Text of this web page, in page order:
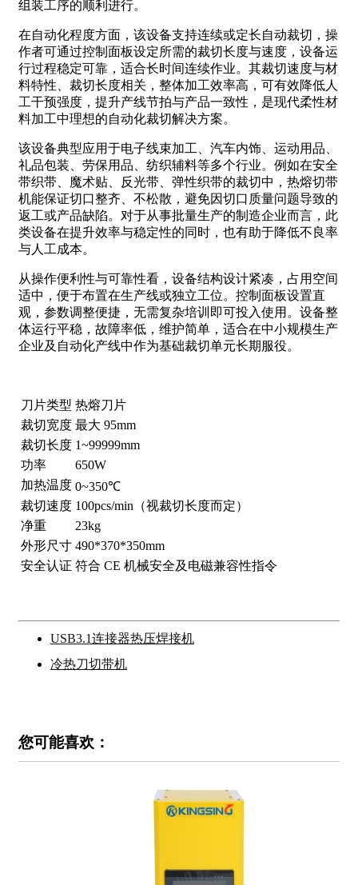
组装工序的顺利进行。
在自动化程度方面，该设备支持连续或定长自动裁切，操
作者可通过控制面板设定所需的裁切长度与速度，设备运
行过程稳定可靠，适合长时间连续作业。其裁切速度与材
料特性、裁切长度相关，整体加工效率高，可有效降低人
工干预强度，提升产线节拍与产品一致性，是现代柔性材
料加工中理想的自动化裁切解决方案。
该设备典型应用于电子线束加工、汽车内饰、运动用品、
礼品包装、劳保用品、纺织辅料等多个行业。例如在安全
带织带、魔术贴、反光带、弹性织带的裁切中，热熔切带
机能保证切口整齐、不松散，避免因切口质量问题导致的
返工或产品缺陷。对于从事批量生产的制造企业而言，此
类设备在提升效率与稳定性的同时，也有助于降低不良率
与人工成本。
从操作便利性与可靠性看，设备结构设计紧凑，占用空间
适中，便于布置在生产线或独立工位。控制面板设置直
观，参数调整便捷，无需复杂培训即可投入使用。设备整
体运行平稳，故障率低，维护简单，适合在中小规模生产
企业及自动化产线中作为基础裁切单元长期服役。
刀片类型 热熔刀片
裁切宽度 最大 95mm
裁切长度 1~99999mm
功率
650W
加热温度 0~350℃
裁切速度 100pcs/min（视裁切长度而定）
净重
23kg
外形尺寸 490*370*350mm
安全认证 符合 CE 机械安全及电磁兼容性指令
USB3.1连接器热压焊接机
冷热刀切带机
您可能喜欢：